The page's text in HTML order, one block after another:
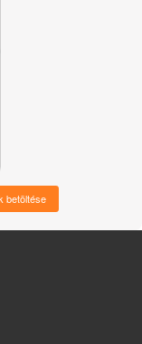
betöltése